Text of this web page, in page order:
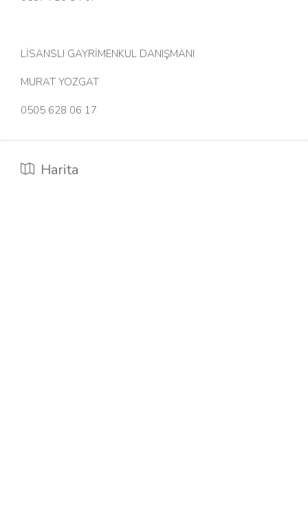
LİSANSLI GAYRİMENKUL DANIŞMANI
MURAT YOZGAT
0505 628 06 17
Harita